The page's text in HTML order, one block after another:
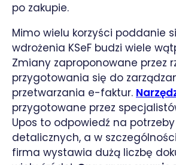
po zakupie.
Mimo wielu korzyści poddanie
wdrożenia KSeF budzi wiele
Zmiany zaproponowane przez
przygotowania się do
przetwarzania e-faktur.
przygotowane przez
Upos to odpowiedź na
detalicznych, a w
firma wystawia dużą liczbę